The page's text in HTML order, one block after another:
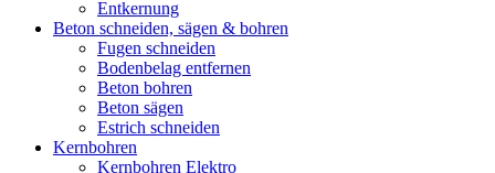
Entkernung
Beton schneiden, sägen & bohren
Fugen schneiden
Bodenbelag entfernen
Beton bohren
Beton sägen
Estrich schneiden
Kernbohren
Kernbohren Elektro